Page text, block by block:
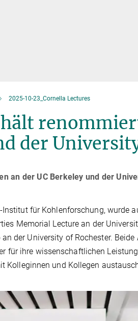
2025-10-23_Cornella Lectures
hält
der
an der UC Berkeley und der
für Kohlenforschung, wurde
Memorial Lecture an der
der University of Rochester. Beide
für ihre wissenschaftlichen
Kolleginnen und Kollegen